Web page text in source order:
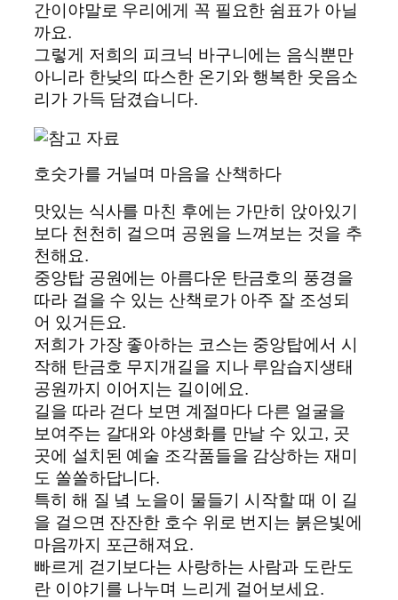
간이야말로 우리에게 꼭 필요한 쉼표가 아닐
까요.
그렇게 저희의 피크닉 바구니에는 음식뿐만
아니라 한낮의 따스한 온기와 행복한 웃음소
리가 가득 담겼습니다.
호숫가를 거닐며 마음을 산책하다
맛있는 식사를 마친 후에는 가만히 앉아있기
보다 천천히 걸으며 공원을 느껴보는 것을 추
천해요.
중앙탑 공원에는 아름다운 탄금호의 풍경을
따라 걸을 수 있는 산책로가 아주 잘 조성되
어 있거든요.
저희가 가장 좋아하는 코스는 중앙탑에서 시
작해 탄금호 무지개길을 지나 루암습지생태
공원까지 이어지는 길이에요.
길을 따라 걷다 보면 계절마다 다른 얼굴을
보여주는 갈대와 야생화를 만날 수 있고, 곳
곳에 설치된 예술 조각품들을 감상하는 재미
도 쏠쏠하답니다.
특히 해 질 녘 노을이 물들기 시작할 때 이 길
을 걸으면 잔잔한 호수 위로 번지는 붉은빛에
마음까지 포근해져요.
빠르게 걷기보다는 사랑하는 사람과 도란도
란 이야기를 나누며 느리게 걸어보세요.